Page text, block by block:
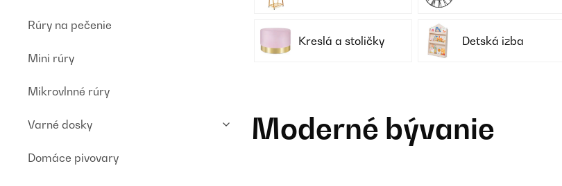
Rúry na pečenie
Mini rúry
Mikrovlnné rúry
Varné dosky
Domáce pivovary
Kreslá a stoličky Detská izba
Moderné bývanie